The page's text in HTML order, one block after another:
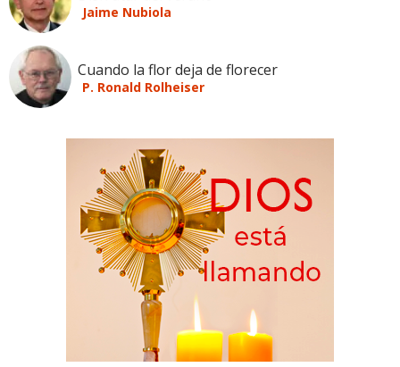
Jaime Nubiola
Cuando la flor deja de florecer
P. Ronald Rolheiser